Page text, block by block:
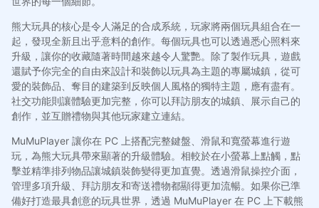
熊大玩具的核心是令人滿足的合成系統，玩家將兩個玩具組合在一
起，發現全新且出乎意料的創作。每個玩具也可以透過悉心照料來
升級，讓你的收藏隨著時間越來越令人驚艷。除了製作玩具，遊戲
還賦予你完全的自由來設計和裝飾以玩具為主題的專屬城鎮，從可
愛的裝飾品、奪目的建築到反映個人風格的獨特主題，應有盡有。
社交功能則讓體驗更加完整，你可以拜訪朋友的城鎮、展示自己的
創作，並互贈禮物與其他玩家建立連結。
MuMuPlayer 讓你在 PC 上搭配完整鍵盤、滑鼠和寬螢幕進行遊
玩，為熊大玩具帶來顯著的升級體驗。相較於在小螢幕上點觸，點
擊並精準排列物品讓城鎮裝飾變得更加直覺。透過滑鼠操控介面，
管理多項升級、拜訪朋友和寄送禮物都顯得更加流暢。如果你已準
備好打造最具創意的玩具世界，透過 MuMuPlayer 在 PC 上下載熊